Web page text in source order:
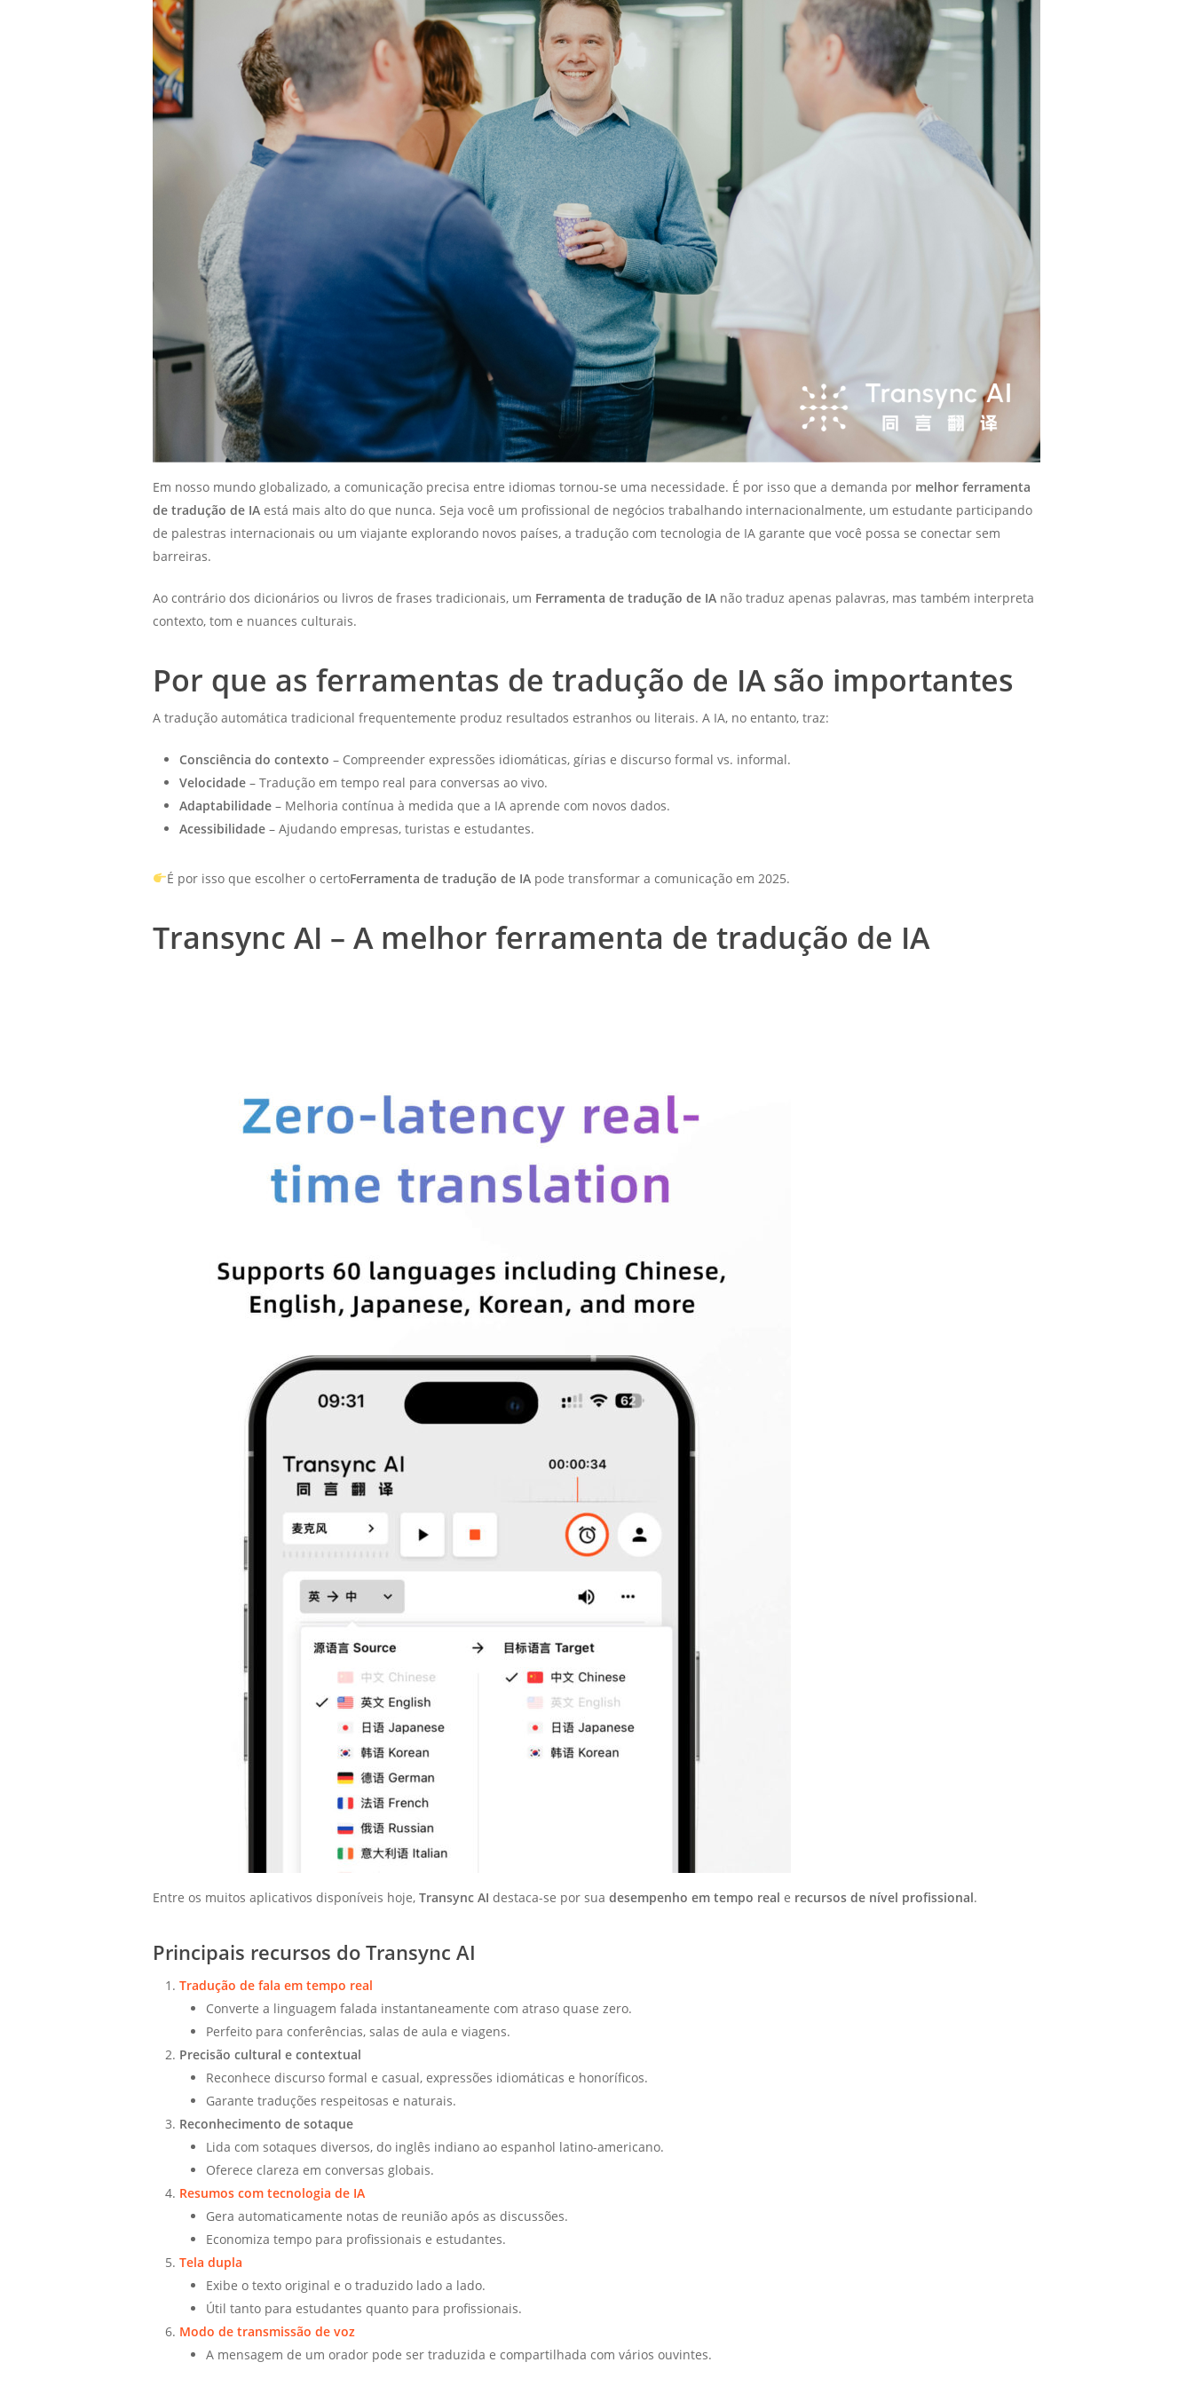
Em nosso mundo globalizado, a comunicação precisa entre idiomas tornou-se uma necessidade. É por isso que a demanda por melhor ferramenta
de tradução de IA está mais alto do que nunca. Seja você um profissional de negócios trabalhando internacionalmente, um estudante participando
de palestras internacionais ou um viajante explorando novos países, a tradução com tecnologia de IA garante que você possa se conectar sem
barreiras.
Ao contrário dos dicionários ou livros de frases tradicionais, um Ferramenta de tradução de IA não traduz apenas palavras, mas também interpreta
contexto, tom e nuances culturais.
Por que as ferramentas de tradução de IA são importantes
A tradução automática tradicional frequentemente produz resultados estranhos ou literais. A IA, no entanto, traz:
Consciência do contexto – Compreender expressões idiomáticas, gírias e discurso formal vs. informal.
Velocidade – Tradução em tempo real para conversas ao vivo.
Adaptabilidade – Melhoria contínua à medida que a IA aprende com novos dados.
Acessibilidade – Ajudando empresas, turistas e estudantes.
É por isso que escolher o certoFerramenta de tradução de IApode transformar a comunicação em 2025.
Transync AI – A melhor ferramenta de tradução de IA
Entre os muitos aplicativos disponíveis hoje, Transync AI destaca-se por sua desempenho em tempo real e recursos de nível profissional.
Principais recursos do Transync AI
Tradução de fala em tempo real
Converte a linguagem falada instantaneamente com atraso quase zero.
Perfeito para conferências, salas de aula e viagens.
Precisão cultural e contextual
Reconhece discurso formal e casual, expressões idiomáticas e honoríficos.
Garante traduções respeitosas e naturais.
Reconhecimento de sotaque
Lida com sotaques diversos, do inglês indiano ao espanhol latino-americano.
Oferece clareza em conversas globais.
Resumos com tecnologia de IA
Gera automaticamente notas de reunião após as discussões.
Economiza tempo para profissionais e estudantes.
Tela dupla
Exibe o texto original e o traduzido lado a lado.
Útil tanto para estudantes quanto para profissionais.
Modo de transmissão de voz
A mensagem de um orador pode ser traduzida e compartilhada com vários ouvintes.